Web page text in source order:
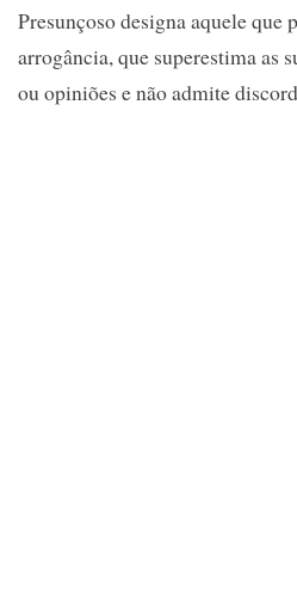
Presunçoso designa aquele que
arrogância, que superestima as
ou opiniões e não admite